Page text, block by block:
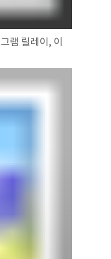
램 릴레이, 이